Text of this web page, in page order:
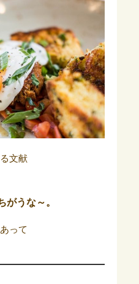
文献
がうな～。
って